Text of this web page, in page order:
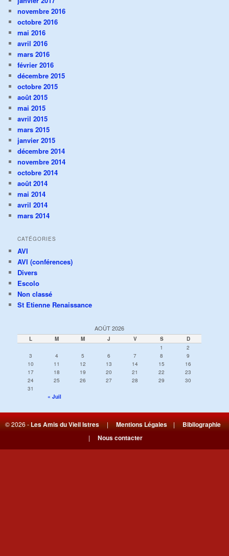
novembre 2016
octobre 2016
mai 2016
avril 2016
mars 2016
février 2016
décembre 2015
octobre 2015
août 2015
mai 2015
avril 2015
mars 2015
janvier 2015
décembre 2014
novembre 2014
octobre 2014
août 2014
mai 2014
avril 2014
mars 2014
CATÉGORIES
AVI
AVI (conférences)
Divers
Escolo
Non classé
St Etienne Renaissance
AOÛT 2026
L M M J V S
D
1
2
3
4 5 6 7 8
9
10
11 12 13 14 15
16
17
18 19 20 21 22
23
24
25 26 27 28 29
30
31
« Juil
© 2026 -Les Amis du Vieil Istres|Mentions Légales|Bibliographie
| Nous contacter